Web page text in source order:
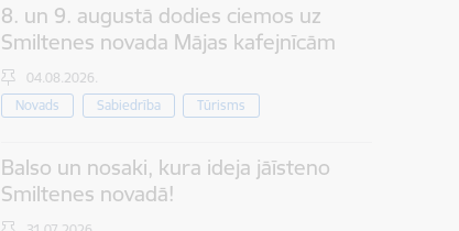
8. un 9. augustā dodies ciemos uz
Smiltenes novada Mājas kafejnīcām
04.08.2026.
Novads
Sabiedrība Tūrisms
Balso un nosaki, kura ideja jāīsteno
Smiltenes novadā!